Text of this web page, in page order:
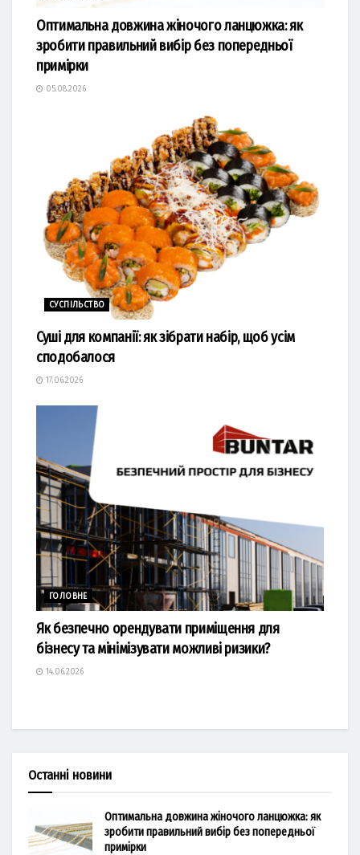
Оптимальна довжина жіночого ланцюжка: як
зробити правильний вибір без попередньої
примірки
05.08.2026
СУСПІЛЬСТВО
Суші для компанії: як зібрати набір, щоб усім
сподобалося
17.06.2026
ГОЛОВНЕ
Як безпечно орендувати приміщення для
бізнесу та мінімізувати можливі ризики?
14.06.2026
Останні новини
Оптимальна довжина жіночого ланцюжка: як
зробити правильний вибір без попередньої
примірки